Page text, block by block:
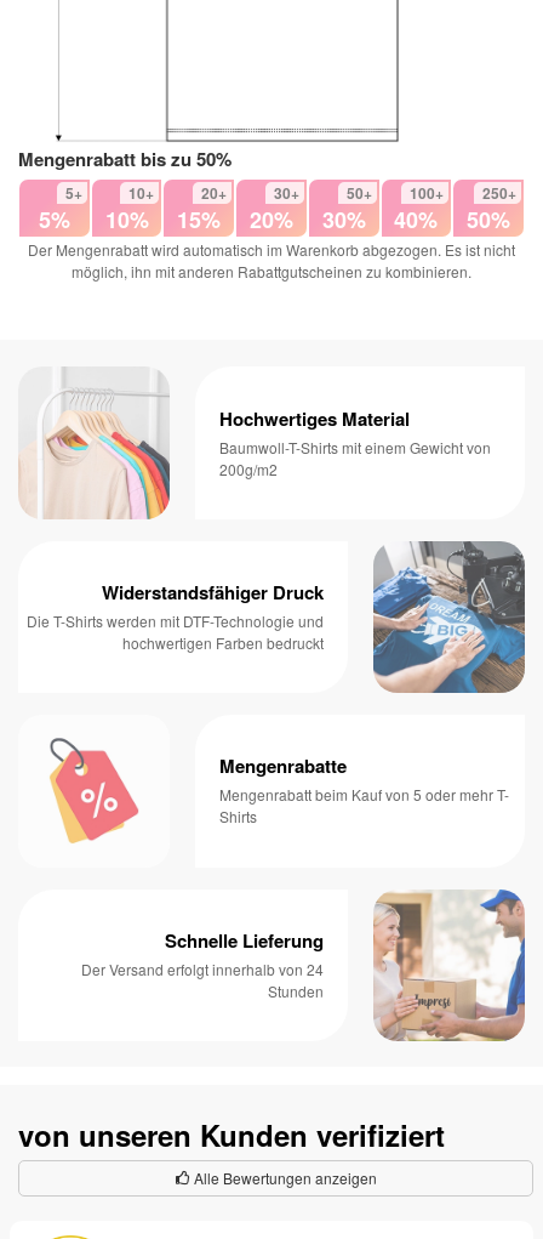
Mengenrabatt bis zu 50%
5+
5%
10+
10%
20+
15%
30+
20%
50+
30%
100+
40%
250+
50%
Der Mengenrabatt wird automatisch im Warenkorb abgezogen. Es ist nicht
möglich, ihn mit anderen Rabattgutscheinen zu kombinieren.
Hochwertiges Material
Baumwoll-T-Shirts mit einem Gewicht von
200g/m2
Widerstandsfähiger Druck
Die T-Shirts werden mit DTF-Technologie und
hochwertigen Farben bedruckt
Mengenrabatte
Mengenrabatt beim Kauf von 5 oder mehr T-
Shirts
Schnelle Lieferung
Der Versand erfolgt innerhalb von 24
Stunden
von unseren Kunden verifiziert
Alle Bewertungen anzeigen